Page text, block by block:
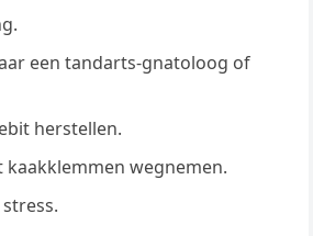
een tandarts-gnatoloog of
herstellen.
kaakklemmen wegnemen.